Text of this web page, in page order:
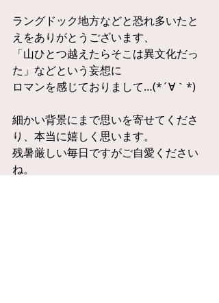
ラングドック地方などと恐れ多いたと
えをありがとうございます、
「山ひとつ越えたらそこは異文化だっ
た」などという妄想に
ロマンを感じておりまして…(*´∀｀*)
細かい背景にまで思いを寄せてくださ
り、本当に嬉しく思います。
残暑厳しい毎日ですがご自愛ください
ね。